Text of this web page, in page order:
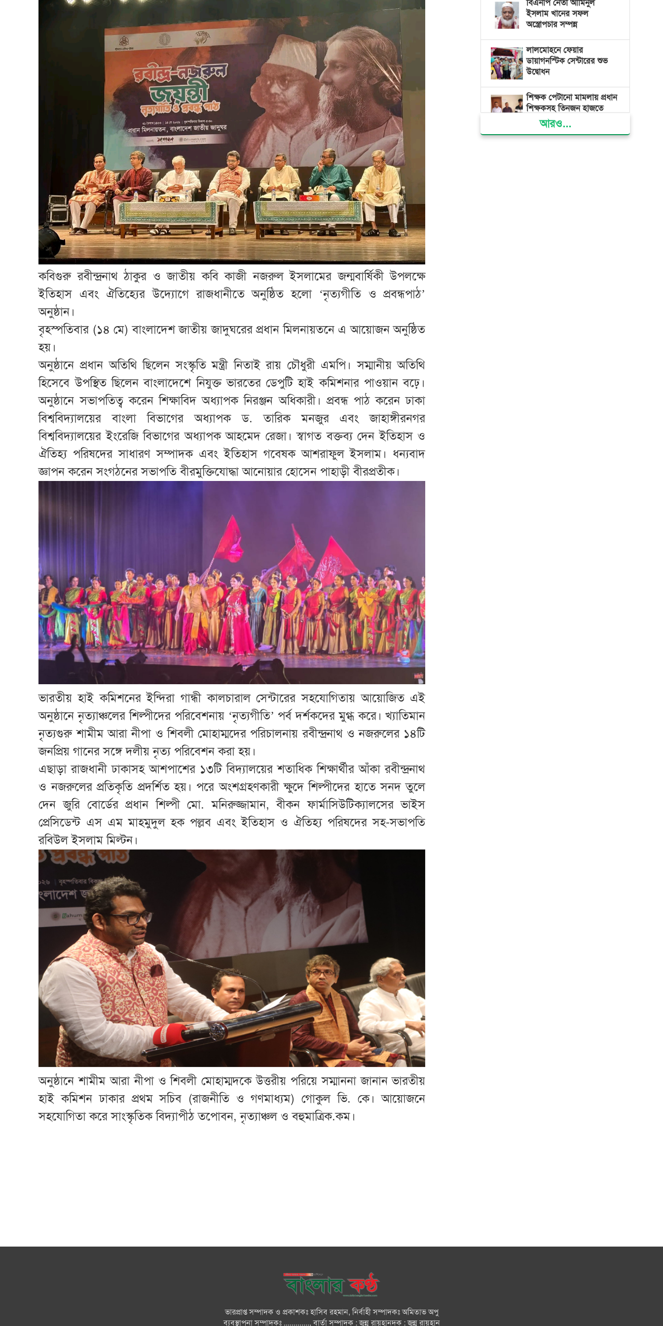
কবিগুরু রবীন্দ্রনাথ ঠাকুর ও জাতীয় কবি কাজী নজরুল ইসলামের জন্মবার্ষিকী উপলক্ষে
ইতিহাস এবং ঐতিহ্যের উদ্যোগে রাজধানীতে অনুষ্ঠিত হলো ‘নৃত্যগীতি ও প্রবন্ধপাঠ’
অনুষ্ঠান।
বৃহস্পতিবার (১৪ মে) বাংলাদেশ জাতীয় জাদুঘরের প্রধান মিলনায়তনে এ আয়োজন অনুষ্ঠিত
হয়।
অনুষ্ঠানে প্রধান অতিথি ছিলেন সংস্কৃতি মন্ত্রী নিতাই রায় চৌধুরী এমপি। সম্মানীয় অতিথি
হিসেবে উপস্থিত ছিলেন বাংলাদেশে নিযুক্ত ভারতের ডেপুটি হাই কমিশনার পাওয়ান বঢ়ে।
অনুষ্ঠানে সভাপতিত্ব করেন শিক্ষাবিদ অধ্যাপক নিরঞ্জন অধিকারী। প্রবন্ধ পাঠ করেন ঢাকা
বিশ্ববিদ্যালয়ের বাংলা বিভাগের অধ্যাপক ড. তারিক মনজুর এবং জাহাঙ্গীরনগর
বিশ্ববিদ্যালয়ের ইংরেজি বিভাগের অধ্যাপক আহমেদ রেজা। স্বাগত বক্তব্য দেন ইতিহাস ও
ঐতিহ্য পরিষদের সাধারণ সম্পাদক এবং ইতিহাস গবেষক আশরাফুল ইসলাম। ধন্যবাদ
জ্ঞাপন করেন সংগঠনের সভাপতি বীরমুক্তিযোদ্ধা আনোয়ার হোসেন পাহাড়ী বীরপ্রতীক।
ভারতীয় হাই কমিশনের ইন্দিরা গান্ধী কালচারাল সেন্টারের সহযোগিতায় আয়োজিত এই
অনুষ্ঠানে নৃত্যাঞ্চলের শিল্পীদের পরিবেশনায় ‘নৃত্যগীতি’ পর্ব দর্শকদের মুগ্ধ করে। খ্যাতিমান
নৃত্যগুরু শামীম আরা নীপা ও শিবলী মোহাম্মদের পরিচালনায় রবীন্দ্রনাথ ও নজরুলের ১৪টি
জনপ্রিয় গানের সঙ্গে দলীয় নৃত্য পরিবেশন করা হয়।
এছাড়া রাজধানী ঢাকাসহ আশপাশের ১৩টি বিদ্যালয়ের শতাধিক শিক্ষার্থীর আঁকা রবীন্দ্রনাথ
ও নজরুলের প্রতিকৃতি প্রদর্শিত হয়। পরে অংশগ্রহণকারী ক্ষুদে শিল্পীদের হাতে সনদ তুলে
দেন জুরি বোর্ডের প্রধান শিল্পী মো. মনিরুজ্জামান, বীকন ফার্মাসিউটিক্যালসের ভাইস
প্রেসিডেন্ট এস এম মাহমুদুল হক পল্লব এবং ইতিহাস ও ঐতিহ্য পরিষদের সহ-সভাপতি
রবিউল ইসলাম মিল্টন।
অনুষ্ঠানে শামীম আরা নীপা ও শিবলী মোহাম্মদকে উত্তরীয় পরিয়ে সম্মাননা জানান ভারতীয়
হাই কমিশন ঢাকার প্রথম সচিব (রাজনীতি ও গণমাধ্যম) গোকুল ভি. কে। আয়োজনে
সহযোগিতা করে সাংস্কৃতিক বিদ্যাপীঠ তপোবন, নৃত্যাঞ্চল ও বহুমাত্রিক.কম।
বিএনপি নেতা আমিনুল
ইসলাম খানের সফল
অস্ত্রোপচার সম্পন্ন
লালমোহনে ফেয়ার
ডায়াগনস্টিক সেন্টারের শুভ
উদ্বোধন
শিক্ষক পেটানো মামলায় প্রধান
শিক্ষকসহ তিনজন হাজতে
আরও...
ভারপ্রাপ্ত সম্পাদক ও প্রকাশকঃ হাসিব রহমান, নির্বাহী সম্পাদকঃ অমিতাভ অপু
ব্যবস্থাপনা সম্পাদকঃ ............., বার্তা সম্পাদক : জুন্নু রায়হানদক : জুন্নু রায়হান